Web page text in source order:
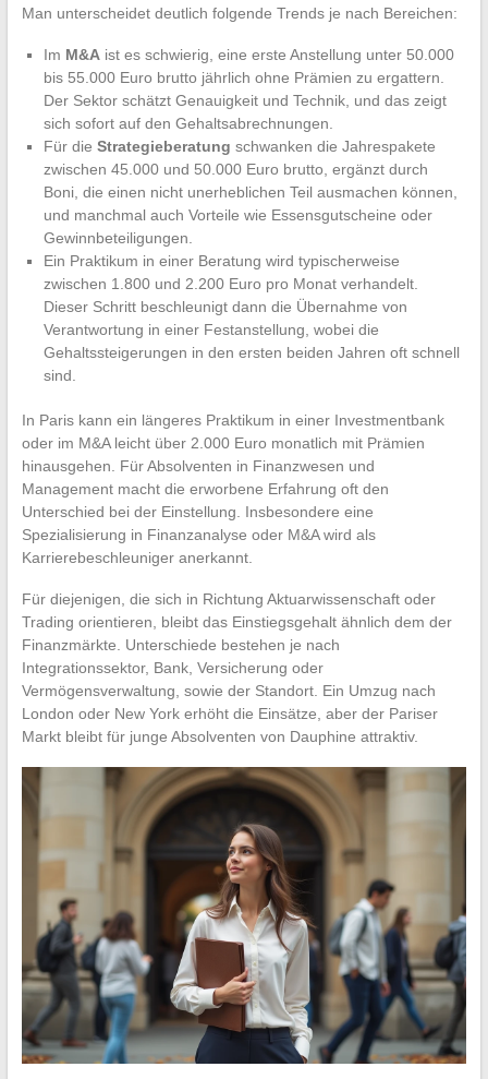
Man unterscheidet deutlich folgende Trends je nach Bereichen:
Im M&Aist es schwierig, eine erste Anstellung unter 50.000
bis 55.000 Euro brutto jährlich ohne Prämien zu ergattern.
Der Sektor schätzt Genauigkeit und Technik, und das zeigt
sich sofort auf den Gehaltsabrechnungen.
Für die Strategieberatung schwanken die Jahrespakete
zwischen 45.000 und 50.000 Euro brutto, ergänzt durch
Boni, die einen nicht unerheblichen Teil ausmachen können,
und manchmal auch Vorteile wie Essensgutscheine oder
Gewinnbeteiligungen.
Ein Praktikum in einer Beratung wird typischerweise
zwischen 1.800 und 2.200 Euro pro Monat verhandelt.
Dieser Schritt beschleunigt dann die Übernahme von
Verantwortung in einer Festanstellung, wobei die
Gehaltssteigerungen in den ersten beiden Jahren oft schnell
sind.
In Paris kann ein längeres Praktikum in einer Investmentbank
oder im M&A leicht über 2.000 Euro monatlich mit Prämien
hinausgehen. Für Absolventen in Finanzwesen und
Management macht die erworbene Erfahrung oft den
Unterschied bei der Einstellung. Insbesondere eine
Spezialisierung in Finanzanalyse oder M&A wird als
Karrierebeschleuniger anerkannt.
Für diejenigen, die sich in Richtung Aktuarwissenschaft oder
Trading orientieren, bleibt das Einstiegsgehalt ähnlich dem der
Finanzmärkte. Unterschiede bestehen je nach
Integrationssektor, Bank, Versicherung oder
Vermögensverwaltung, sowie der Standort. Ein Umzug nach
London oder New York erhöht die Einsätze, aber der Pariser
Markt bleibt für junge Absolventen von Dauphine attraktiv.